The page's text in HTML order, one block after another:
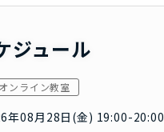
ジュール
オンライン教室
08月28日(金) 19:00-20:00